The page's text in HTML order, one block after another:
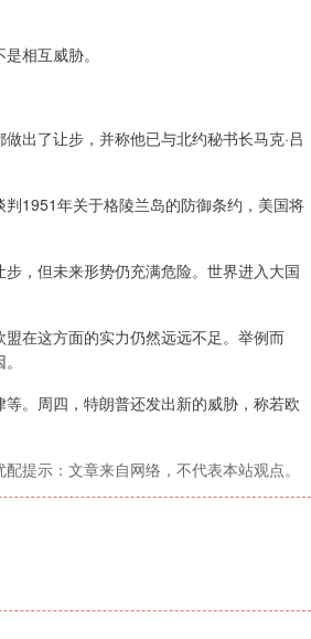
相互威胁。
出了让步，并称他已与北约秘书长马克·吕
1951年关于格陵兰岛的防御条约，美国将
，但未来形势仍充满危险。世界进入大国
在这方面的实力仍然远远不足。举例而
。周四，特朗普还发出新的威胁，称若欧
配提示：文章来自网络，不代表本站观点。